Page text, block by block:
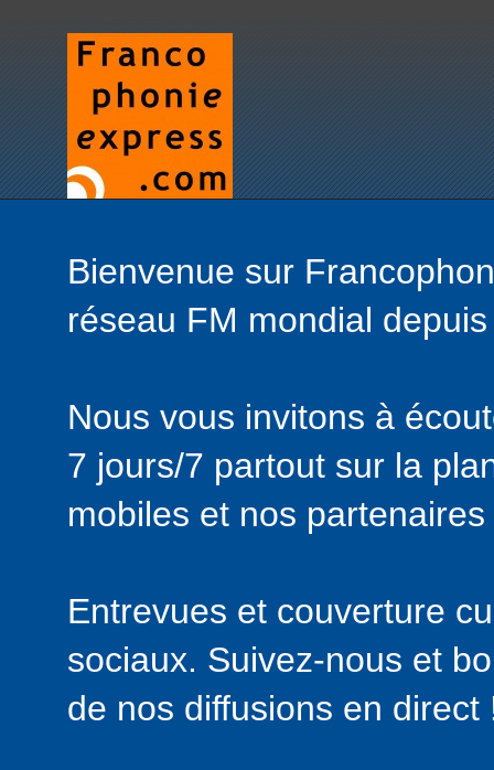
Bienvenue sur
réseau FM mondial
Nous vous invitons à
7 jours/7 partout sur la
mobiles et nos
Entrevues et couverture
sociaux. Suivez-nous et
de nos diffusions en direct